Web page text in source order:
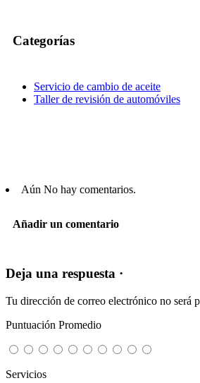
Categorías
Servicio de cambio de aceite
Taller de revisión de automóviles
Aún No hay comentarios.
Añadir un comentario
Deja una respuesta ·
Tu dirección de correo electrónico no será
Puntuación Promedio
Servicios